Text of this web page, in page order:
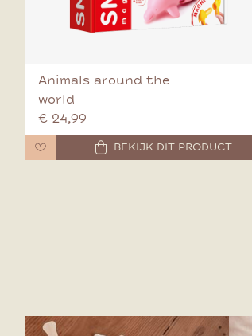
Animals around the
world
€ 24,99
BEKIJK DIT PRODUCT